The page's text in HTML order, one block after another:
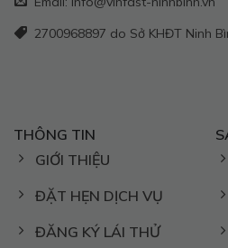
2700968897 do Sở KHĐT Ninh
THÔNG TIN
GIỚI THIỆU
ĐẶT HẸN DỊCH VỤ
ĐĂNG KÝ LÁI THỬ